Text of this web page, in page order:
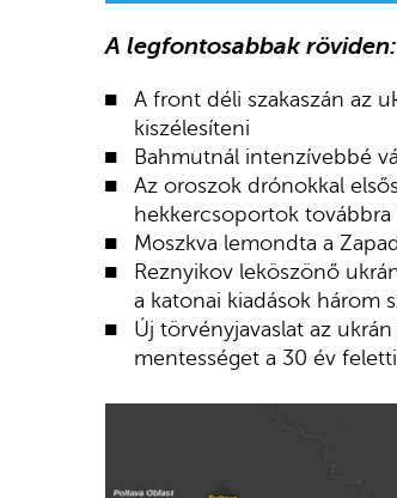
A legfontosabbak röviden:
A front déli szakaszán az
kiszélesíteni
Bahmutnál intenzívebbé
Az oroszok drónokkal
hekkercsoportok továbbra
Moszkva lemondta a
Reznyikov leköszönő
a katonai kiadások három
Új törvényjavaslat az
mentességet a 30 év